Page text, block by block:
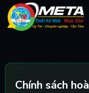
Skip
content
Chính sách